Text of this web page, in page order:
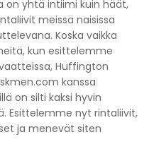
on yhtä intiimi kuin häät,
meissä naisissa
Koska vaikka
kun esittelemme
Huffington
kanssa
on silti kaksi hyvin
Esittelemme nyt rintaliivit,
ja menevät siten